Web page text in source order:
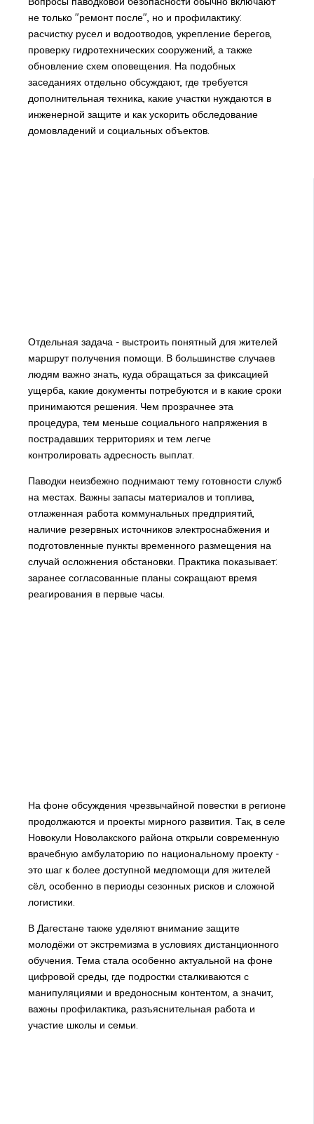
не только "ремонт после", но и профилактику:
расчистку русел и водоотводов, укрепление берегов,
проверку гидротехнических сооружений, а также
обновление схем оповещения. На подобных
заседаниях отдельно обсуждают, где требуется
дополнительная техника, какие участки нуждаются в
инженерной защите и как ускорить обследование
домовладений и социальных объектов.
Отдельная задача - выстроить понятный для жителей
маршрут получения помощи. В большинстве случаев
людям важно знать, куда обращаться за фиксацией
ущерба, какие документы потребуются и в какие сроки
принимаются решения. Чем прозрачнее эта
процедура, тем меньше социального напряжения в
пострадавших территориях и тем легче
контролировать адресность выплат.
Паводки неизбежно поднимают тему готовности служб
на местах. Важны запасы материалов и топлива,
отлаженная работа коммунальных предприятий,
наличие резервных источников электроснабжения и
подготовленные пункты временного размещения на
случай осложнения обстановки. Практика показывает:
заранее согласованные планы сокращают время
реагирования в первые часы.
На фоне обсуждения чрезвычайной повестки в регионе
продолжаются и проекты мирного развития. Так, в селе
Новокули Новолакского района открыли современную
врачебную амбулаторию по национальному проекту -
это шаг к более доступной медпомощи для жителей
сёл, особенно в периоды сезонных рисков и сложной
логистики.
В Дагестане также уделяют внимание защите
молодёжи от экстремизма в условиях дистанционного
обучения. Тема стала особенно актуальной на фоне
цифровой среды, где подростки сталкиваются с
манипуляциями и вредоносным контентом, а значит,
важны профилактика, разъяснительная работа и
участие школы и семьи.